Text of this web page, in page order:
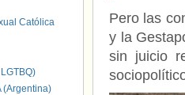
Pero las
y la
sin juicio
Católica
(Argentina)